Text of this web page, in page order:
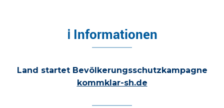
ℹ Informationen
Land startet Bevölkerungsschutzkampagne
kommklar-sh.de